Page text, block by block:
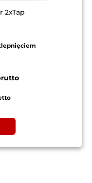
2xTap